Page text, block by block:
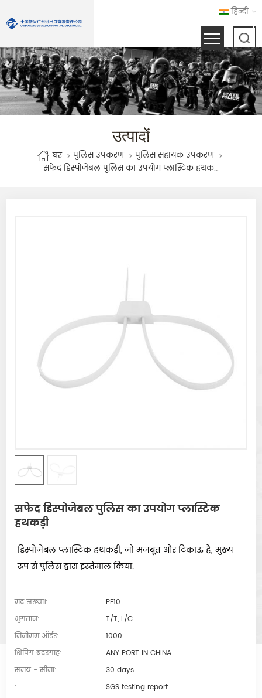
हिन्दी
उत्पादों
घर पुलिस उपकरण
पुलिस सहायक उपकरण
सफेद डिस्पोजेबल पुलिस का उपयोग प्लास्टिक हथकड़ी
सफेद डिस्पोजेबल पुलिस का उपयोग प्लास्टिक
हथकड़ी
डिस्पोजेबल प्लास्टिक हथकड़ी, जो मजबूत और टिकाऊ है, मुख्य
रूप से पुलिस द्वारा इस्तेमाल किया.
मद संख्या।:
PE10
भुगतान:
T/T, L/C
मिनीमम ऑर्डर:
1000
शिपिंग बंदरगाह:
ANY PORT IN CHINA
समय - सीमा:
30 days
:
SGS testing report